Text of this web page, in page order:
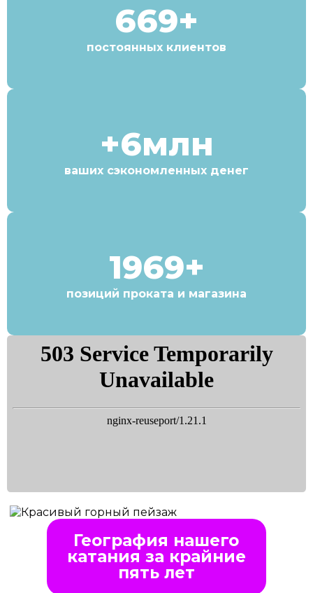
669+
постоянных клиентов
+6млн
ваших сэкономленных денег
1969+
позиций проката и магазина
География нашего
катания за крайние
пять лет